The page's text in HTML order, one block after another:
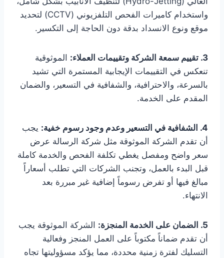
واستخدام كاميرات الفحص التلفزيوني (CCTV) لتحديد
موقع ونوع الانسداد بدقة دون الحاجة إلى التكسير.
3. تقييم سمعة الشركة وتقييمات العملاء:
الموثوقية
تنعكس في التقييمات الإيجابية المستمرة التي تشيد
بالسرعة، والاحترافية، والشفافية في التسعير، والضمان
المقدم على الخدمة.
4. الشفافية في التسعير وعدم وجود رسوم خفية:
يجب
أن تقدم الشركة الموثوقة مثل شركة الرسالة عرض
سعر واضح ومفصل يغطي تكلفة الفحص والخدمة كاملة
قبل البدء بالعمل، وتجنب الشركات التي تطلب أسعاراً
مبالغ فيها أو تفرض رسوماً إضافية غير مبررة بعد
الانتهاء.
5. الضمان على الخدمة المنجزة:
الشركة الموثوقة يجب
أن تقدم ضماناً مكتوباً على العمل المنجز وفعالية
التسليك لفترة زمنية محددة، مما يؤكد مسؤوليتها تجاه